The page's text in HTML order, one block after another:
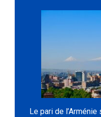
Le pari de l’Arménie